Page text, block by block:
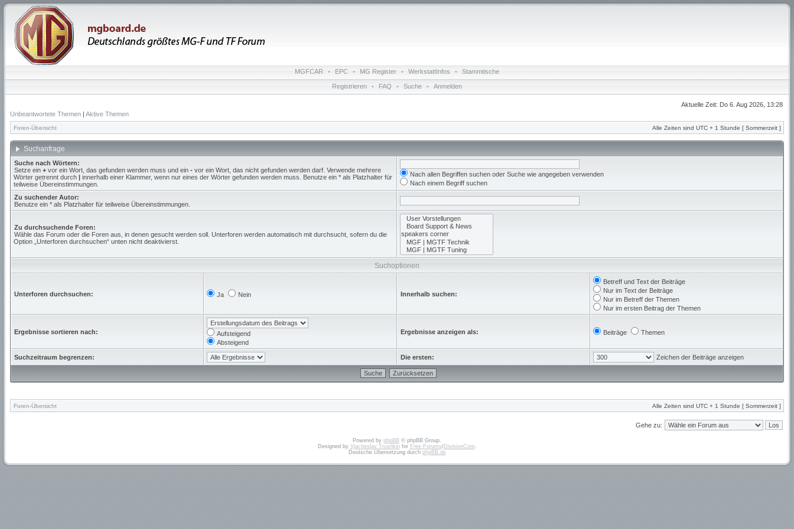
MGFCAR • EPC • MG Register • WerkstattInfos • Stammtische
Registrieren • FAQ • Suche • Anmelden
Aktuelle Zeit: Do 6. Aug 2026, 13:28
Unbeantwortete Themen | Aktive Themen
Foren-Übersicht Alle Zeiten sind UTC + 1 Stunde [ Sommerzeit ]
Suchanfrage
Suche nach Wörtern:
Setze ein + vor ein Wort, das gefunden werden muss und ein - vor ein Wort, das nicht gefunden werden darf. Verwende mehrere
Wörter getrennt durch | innerhalb einer Klammer, wenn nur eines der Wörter gefunden werden muss. Benutze ein * als Platzhalter für
teilweise Übereinstimmungen.
Nach allen Begriffen suchen oder Suche wie angegeben verwenden
Nach einem Begriff suchen
Zu suchender Autor:
Benutze ein * als Platzhalter für teilweise Übereinstimmungen.
Zu durchsuchende Foren:
Wähle das Forum oder die Foren aus, in denen gesucht werden soll. Unterforen werden automatisch mit durchsucht, sofern du die
Option „Unterforen durchsuchen“ unten nicht deaktivierst.
Suchoptionen
Unterforen durchsuchen: Ja Nein Innerhalb suchen:
Betreff und Text der Beiträge
Nur im Text der Beiträge
Nur im Betreff der Themen
Nur im ersten Beitrag der Themen
Ergebnisse sortieren nach:
Aufsteigend
Absteigend
Ergebnisse anzeigen als: Beiträge Themen
Suchzeitraum begrenzen: Die ersten: Zeichen der Beiträge anzeigen
Foren-Übersicht Alle Zeiten sind UTC + 1 Stunde [ Sommerzeit ]
Gehe zu:
Powered by phpBB © phpBB Group.
Designed by Vjacheslav Trushkinfor Free Forums/DivisionCore.
Deutsche Übersetzung durch phpBB.de